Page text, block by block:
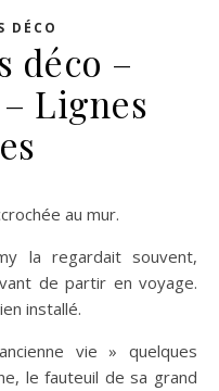
DÉCO
déco –
Lignes
au mur.
la regardait souvent,
de partir en voyage.
installé.
vie » quelques
le fauteuil de sa grand